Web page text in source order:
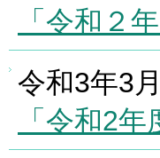
「令和２
令和3年3月
「令和2